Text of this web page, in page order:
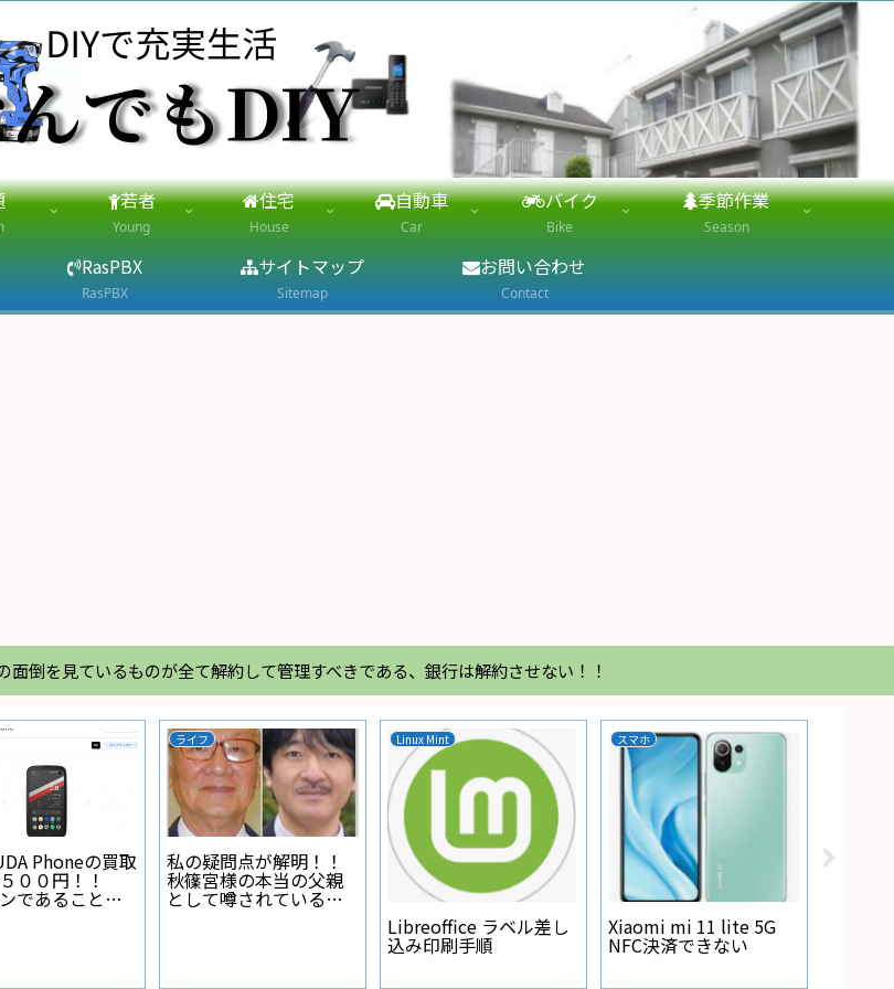
若者
Young
住宅
House
自動車
Car
バイク
Bike
季節作業
Season
RasPBX
RasPBX
サイトマップ
Sitemap
お問い合わせ
Contact
倒を見ているものが全て解約して管理すべきである、銀行は解約させない！！
Phoneの買取
００円！！
であることが
ライフ
私の疑問点が解明！！
秋篠宮様の本当の父親
として噂されている人
Linux Mint
Libreoffice ラベル差し
込み印刷手順
スマホ
Xiaomi mi 11 lite 5G
NFC決済できない